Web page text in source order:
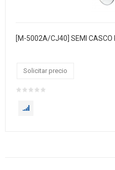
Solicitar precio